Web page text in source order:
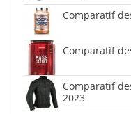
Comparatif
Comparatif
Comparatif
2023